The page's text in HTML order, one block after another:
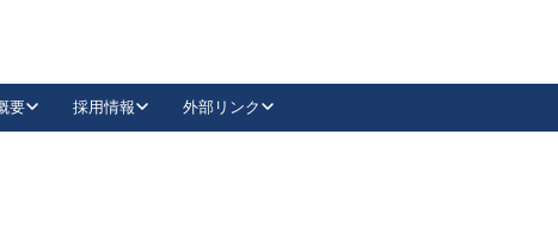
要 採用情報 外部リンク